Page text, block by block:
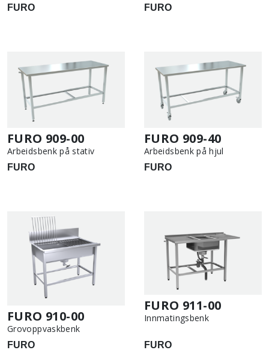
FURO FURO
FURO 909-00
Arbeidsbenk på stativ
FURO
FURO 909-40
Arbeidsbenk på hjul
FURO
FURO 910-00
Grovoppvaskbenk
FURO
FURO 911-00
Innmatingsbenk
FURO